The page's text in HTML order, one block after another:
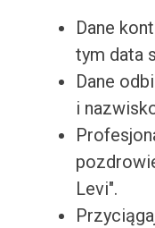
Dane
tym data
Dane
i
Levi".